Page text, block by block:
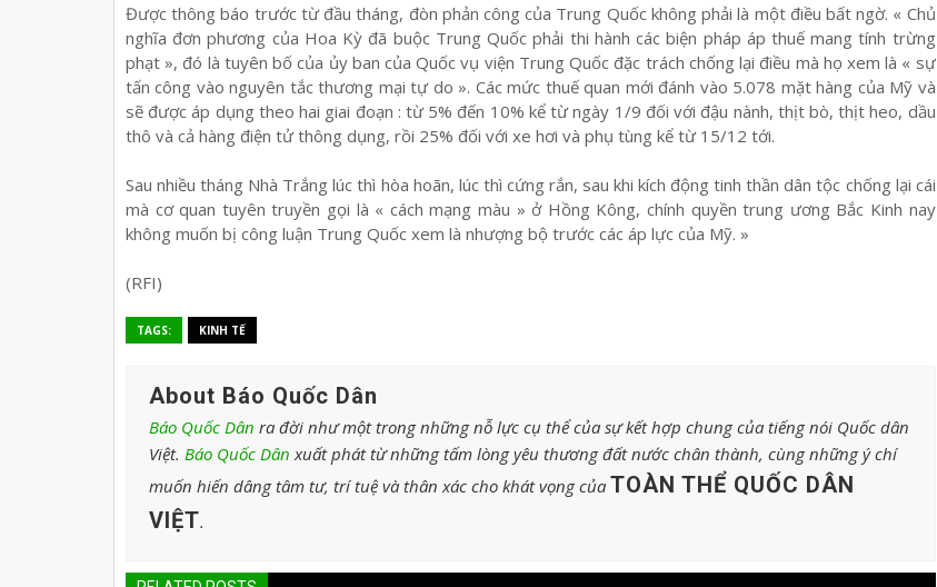
Được thông báo trước từ đầu tháng, đòn phản công của Trung Quốc không phải là một điều bất ngờ. « Chủ
nghĩa đơn phương của Hoa Kỳ đã buộc Trung Quốc phải thi hành các biện pháp áp thuế mang tính trừng
phạt », đó là tuyên bố của ủy ban của Quốc vụ viện Trung Quốc đặc trách chống lại điều mà họ xem là « sự
tấn công vào nguyên tắc thương mại tự do ». Các mức thuế quan mới đánh vào 5.078 mặt hàng của Mỹ và
sẽ được áp dụng theo hai giai đoạn : từ 5% đến 10% kể từ ngày 1/9 đối với đậu nành, thịt bò, thịt heo, dầu
thô và cả hàng điện tử thông dụng, rồi 25% đối với xe hơi và phụ tùng kể từ 15/12 tới.
Sau nhiều tháng Nhà Trắng lúc thì hòa hoãn, lúc thì cứng rắn, sau khi kích động tinh thần dân tộc chống lại cái
mà cơ quan tuyên truyền gọi là « cách mạng màu » ở Hồng Kông, chính quyền trung ương Bắc Kinh nay
không muốn bị công luận Trung Quốc xem là nhượng bộ trước các áp lực của Mỹ. »
(RFI)
TAGS: KINH TẾ
About Báo Quốc Dân
Báo Quốc Dân ra đời như một trong những nỗ lực cụ thể của sự kết hợp chung của tiếng nói Quốc dân
Việt. Báo Quốc Dân xuất phát từ những tấm lòng yêu thương đất nước chân thành, cùng những ý chí
muốn hiến dâng tâm tư, trí tuệ và thân xác cho khát vọng của TOÀN THỂ QUỐC DÂN
VIỆT.